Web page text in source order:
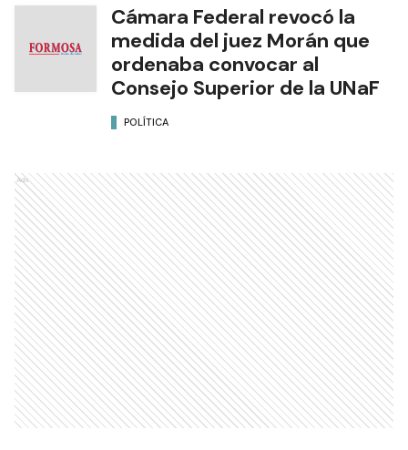
Cámara Federal revocó la
medida del juez Morán que
ordenaba convocar al
Consejo Superior de la UNaF
POLÍTICA
Ads